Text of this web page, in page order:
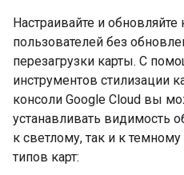
Настраивайте и
пользователей без
перезагрузки карты. С
инструментов стилизации
консоли Google Cloud вы
устанавливать видимость
к светлому, так и к
типов карт: